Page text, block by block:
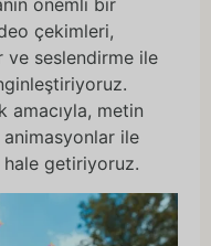
önemli bir
çekimleri,
ve seslendirme ile
amacıyla, metin
ile
hale getiriyoruz.